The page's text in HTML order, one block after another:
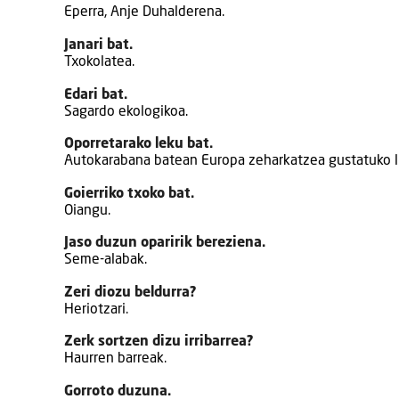
Eperra, Anje Duhalderena.
Janari bat.
Txokolatea.
Edari bat.
Sagardo ekologikoa.
Oporretarako leku bat.
Autokarabana batean Europa zeharkatzea gustatuko
Goierriko txoko bat.
Oiangu.
Jaso duzun oparirik bereziena.
Seme-alabak.
Zeri diozu beldurra?
Heriotzari.
Zerk sortzen dizu irribarrea?
Haurren barreak.
Gorroto duzuna.